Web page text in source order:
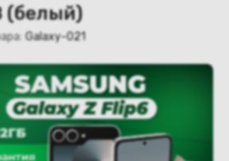
(белый)
Galaxy-021